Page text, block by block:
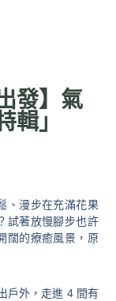
發】氣
輯」
、漫步在充滿花果
試著放慢腳步也許
闊的療癒風景，原
戶外，走進 4 間有